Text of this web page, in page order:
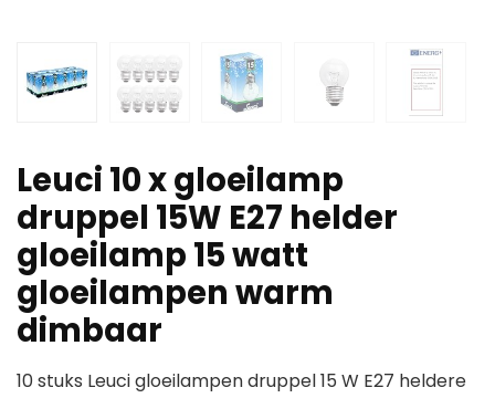
Leuci 10 x gloeilamp
druppel 15W E27 helder
gloeilamp 15 watt
gloeilampen warm
dimbaar
10 stuks Leuci gloeilampen druppel 15 W E27 heldere